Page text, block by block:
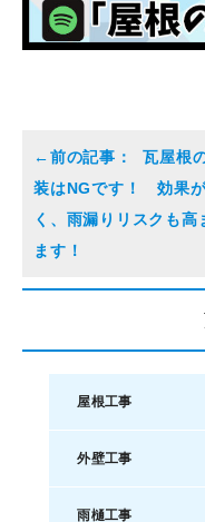
瓦屋根
装はNGです！ 効果
く、雨漏りリスクも高
ます！
屋根工事
外壁工事
雨樋工事